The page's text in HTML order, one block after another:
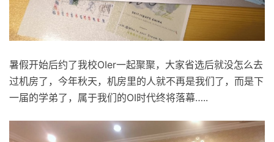
暑假开始后约了我校OIer一起聚聚，大家省选后就没怎么去
过机房了，今年秋天，机房里的人就不再是我们了，而是下
一届的学弟了，属于我们的OI时代终将落幕…..